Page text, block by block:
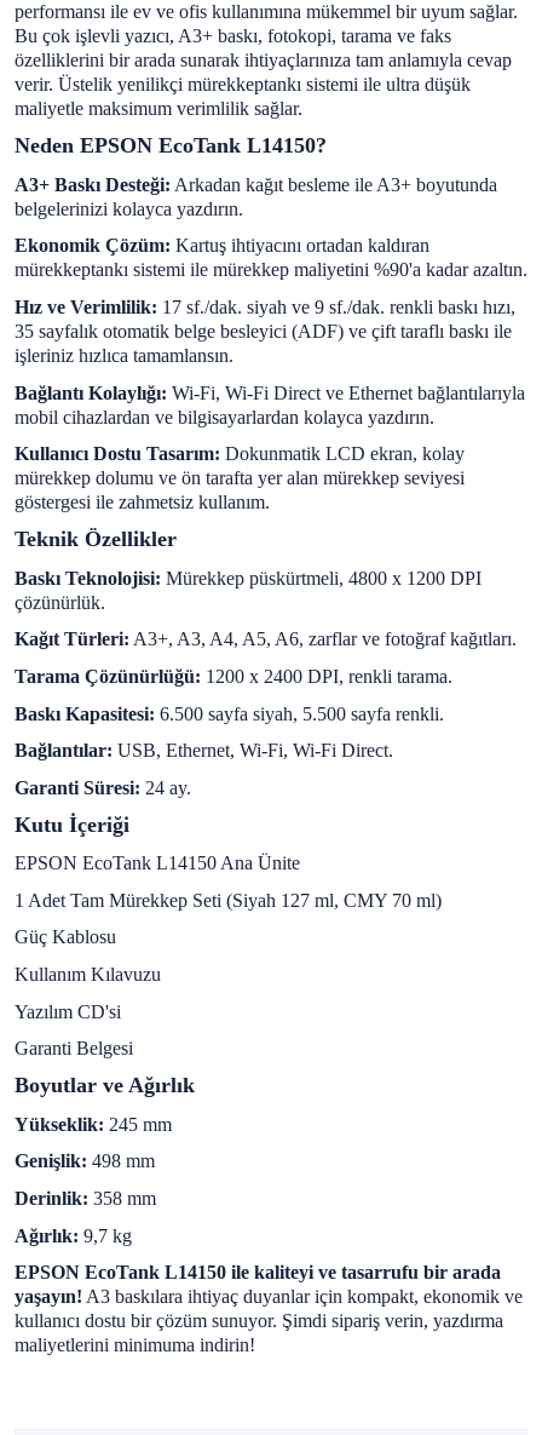
performansı ile ev ve ofis kullanımına mükemmel bir uyum sağlar.
Bu çok işlevli yazıcı, A3+ baskı, fotokopi, tarama ve faks
özelliklerini bir arada sunarak ihtiyaçlarınıza tam anlamıyla cevap
verir. Üstelik yenilikçi mürekkeptankı sistemi ile ultra düşük
maliyetle maksimum verimlilik sağlar.
Neden EPSON EcoTank L14150?
A3+ Baskı Desteği: Arkadan kağıt besleme ile A3+ boyutunda
belgelerinizi kolayca yazdırın.
Ekonomik Çözüm: Kartuş ihtiyacını ortadan kaldıran
mürekkeptankı sistemi ile mürekkep maliyetini %90'a kadar azaltın.
Hız ve Verimlilik: 17 sf./dak. siyah ve 9 sf./dak. renkli baskı hızı,
35 sayfalık otomatik belge besleyici (ADF) ve çift taraflı baskı ile
işleriniz hızlıca tamamlansın.
Bağlantı Kolaylığı: Wi-Fi, Wi-Fi Direct ve Ethernet bağlantılarıyla
mobil cihazlardan ve bilgisayarlardan kolayca yazdırın.
Kullanıcı Dostu Tasarım: Dokunmatik LCD ekran, kolay
mürekkep dolumu ve ön tarafta yer alan mürekkep seviyesi
göstergesi ile zahmetsiz kullanım.
Teknik Özellikler
Baskı Teknolojisi: Mürekkep püskürtmeli, 4800 x 1200 DPI
çözünürlük.
Kağıt Türleri: A3+, A3, A4, A5, A6, zarflar ve fotoğraf kağıtları.
Tarama Çözünürlüğü: 1200 x 2400 DPI, renkli tarama.
Baskı Kapasitesi: 6.500 sayfa siyah, 5.500 sayfa renkli.
Bağlantılar: USB, Ethernet, Wi-Fi, Wi-Fi Direct.
Garanti Süresi: 24 ay.
Kutu İçeriği
EPSON EcoTank L14150 Ana Ünite
1 Adet Tam Mürekkep Seti (Siyah 127 ml, CMY 70 ml)
Güç Kablosu
Kullanım Kılavuzu
Yazılım CD'si
Garanti Belgesi
Boyutlar ve Ağırlık
Yükseklik: 245 mm
Genişlik: 498 mm
Derinlik: 358 mm
Ağırlık: 9,7 kg
EPSON EcoTank L14150 ile kaliteyi ve tasarrufu bir arada
yaşayın! A3 baskılara ihtiyaç duyanlar için kompakt, ekonomik ve
kullanıcı dostu bir çözüm sunuyor. Şimdi sipariş verin, yazdırma
maliyetlerini minimuma indirin!